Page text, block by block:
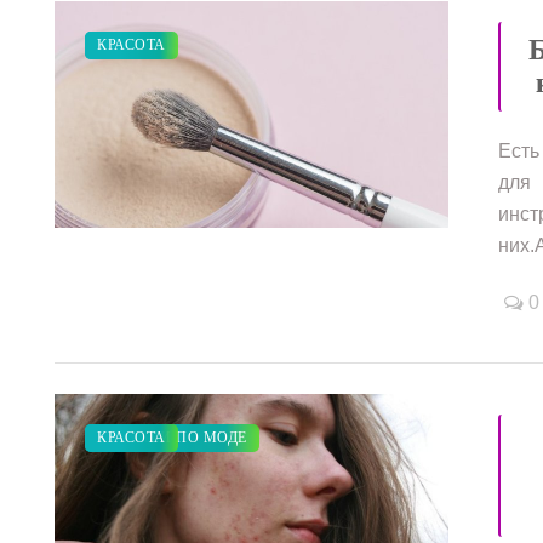
СТАТЬИ
/
КРАСОТА
для
0
ЗАКУПКИ ПО МОДЕ
КРАСОТА